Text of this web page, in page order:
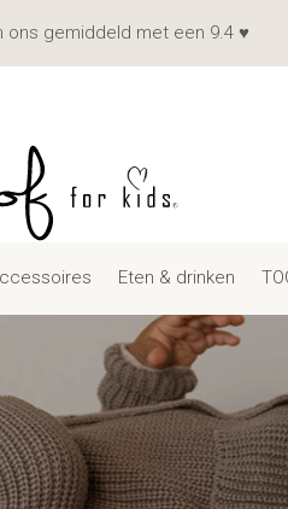
Eten & drinken
ons gemiddeld met een 9.4 ♥